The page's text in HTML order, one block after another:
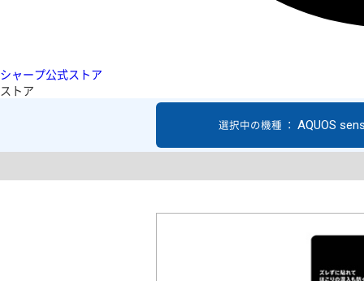
シャープ公式ストア
ストア
選択中の機種 ： AQUOS